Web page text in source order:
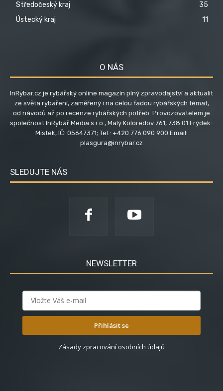
Středočeský kraj
35
Ústecký kraj
11
O NÁS
InRybar.cz je rybářský online magazín plný zpravodajství a aktualit
ze světa rybaření, zaměřený i na celou řadou rybářských témat,
od návodů až po recenze rybářských potřeb. Provozovatelem je
společnost InRybář Media s.r.o., Malý Koloredov 761, 738 01 Frýdek-
Místek, IČ: 05647371; Tel.: +420 776 090 900 Email:
plasgura@inrybar.cz
SLEDUJTE NÁS
NEWSLETTER
Přihlásit se
Zásady zpracování osobních údajů